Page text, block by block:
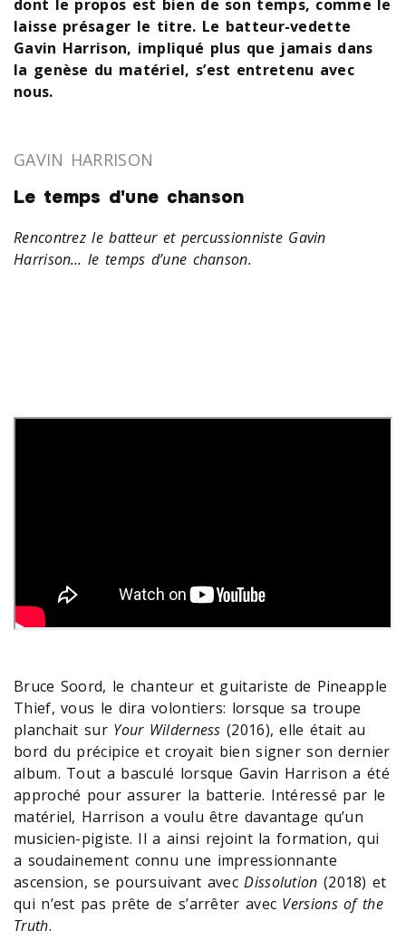
dont le propos est bien de son temps, comme le
laisse présager le titre. Le batteur-vedette
Gavin Harrison, impliqué plus que jamais dans
la genèse du matériel, s’est entretenu avec
nous.
GAVIN HARRISON
Le temps d'une chanson
Rencontrez le batteur et percussionniste Gavin
Harrison… le temps d’une chanson.
Bruce Soord, le chanteur et guitariste de Pineapple
Thief, vous le dira volontiers: lorsque sa troupe
planchait sur Your Wilderness (2016), elle était au
bord du précipice et croyait bien signer son dernier
album. Tout a basculé lorsque Gavin Harrison a été
approché pour assurer la batterie. Intéressé par le
matériel, Harrison a voulu être davantage qu’un
musicien-pigiste. Il a ainsi rejoint la formation, qui
a soudainement connu une impressionnante
ascension, se poursuivant avecDissolution (2018) et
qui n’est pas prête de s’arrêter avec Versions of the
Truth.